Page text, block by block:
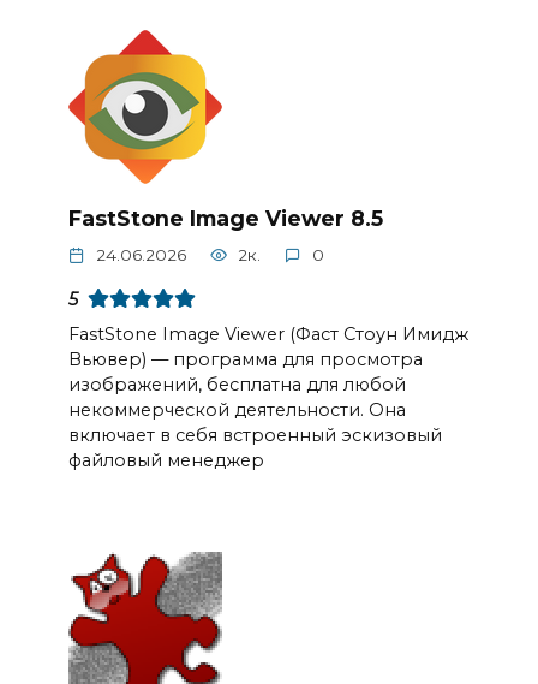
FastStone Image Viewer 8.5
24.06.2026 2к. 0
5
FastStone Image Viewer (Фаст Стоун Имидж
Вьювер) — программа для просмотра
изображений, бесплатна для любой
некоммерческой деятельности. Она
включает в себя встроенный эскизовый
файловый менеджер